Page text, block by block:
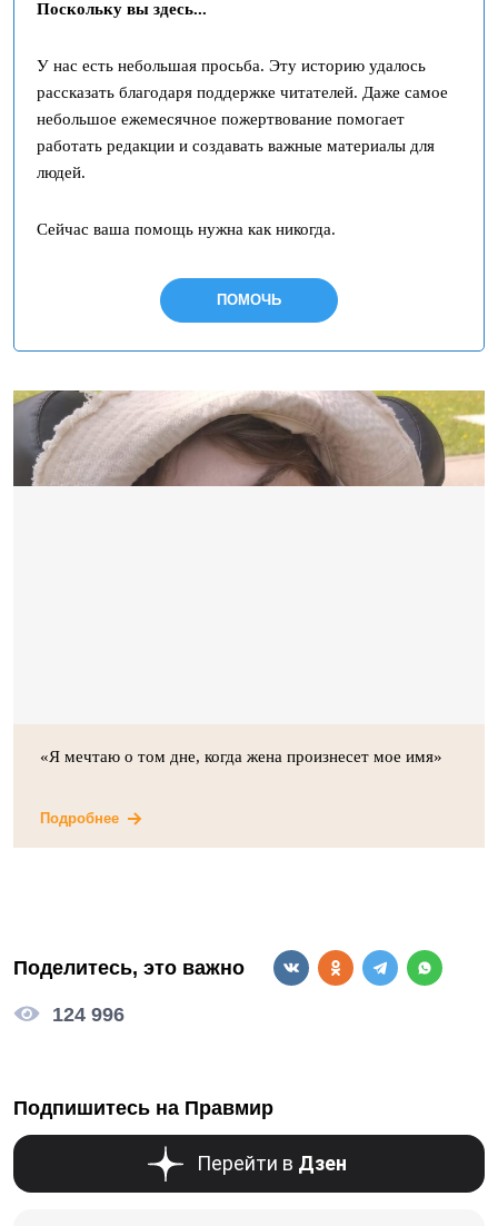
Поскольку вы здесь...
У нас есть небольшая просьба. Эту историю удалось
рассказать благодаря поддержке читателей. Даже самое
небольшое ежемесячное пожертвование помогает
работать редакции и создавать важные материалы для
людей.
Сейчас ваша помощь нужна как никогда.
ПОМОЧЬ
«Я мечтаю о том дне, когда жена произнесет мое имя»
Подробнее
Поделитесь, это важно
124 996
Подпишитесь на Правмир
Перейти в Дзен